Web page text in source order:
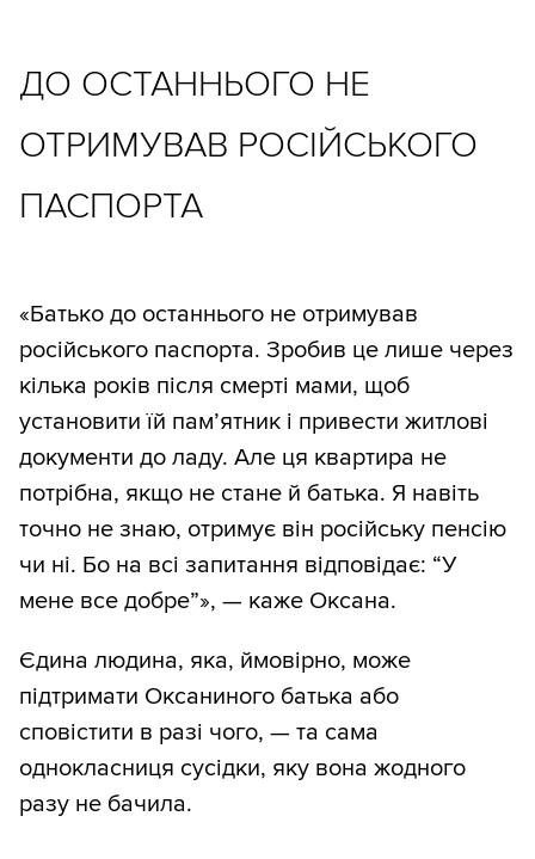
ДО ОСТАННЬОГО НЕ
ОТРИМУВАВ РОСІЙСЬКОГО
ПАСПОРТА
«Батько до останнього не отримував
російського паспорта. Зробив це лише через
кілька років після смерті мами, щоб
установити їй пам’ятник і привести житлові
документи до ладу. Але ця квартира не
потрібна, якщо не стане й батька. Я навіть
точно не знаю, отримує він російську пенсію
чи ні. Бо на всі запитання відповідає: “У
мене все добре”», — каже Оксана.
Єдина людина, яка, ймовірно, може
підтримати Оксаниного батька або
сповістити в разі чого, — та сама
однокласниця сусідки, яку вона жодного
разу не бачила.